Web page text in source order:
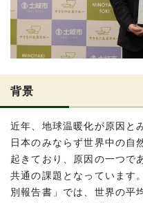
背景
近年、地球温暖化が原因と
日本のみならず世界中の自
起きており、原因の一つで
共通の課題となっています
別報告書」では、世界の平